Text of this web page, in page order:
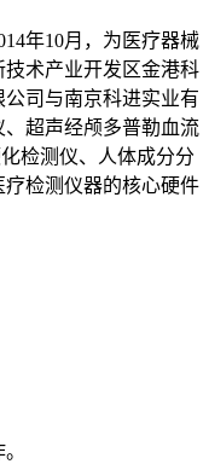
年10月，为医疗器械
术产业开发区金港科
司与南京科进实业有
超声经颅多普勒血流
检测仪、人体成分分
检测仪器的核心硬件